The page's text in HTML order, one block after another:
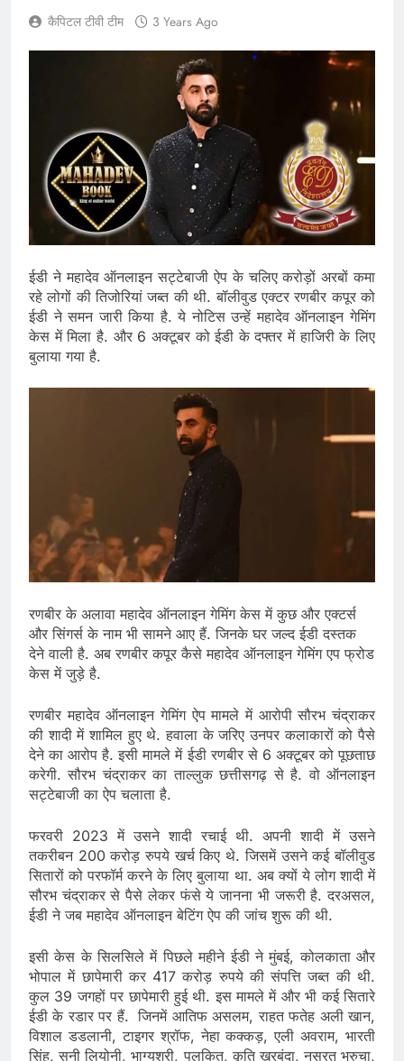
कैपिटल टीवी टीम 3 Years Ago
ईडी ने महादेव ऑनलाइन सट्टेबाजी ऐप के चलिए करोड़ों अरबों कमा
रहे लोगों की तिजोरियां जब्त की थी. बॉलीवुड एक्टर रणबीर कपूर को
ईडी ने समन जारी किया है. ये नोटिस उन्हें महादेव ऑनलाइन गेमिंग
केस में मिला है. और 6 अक्टूबर को ईडी के दफ्तर में हाजिरी के लिए
बुलाया गया है.
रणबीर के अलावा महादेव ऑनलाइन गेमिंग केस में कुछ और एक्टर्स
और सिंगर्स के नाम भी सामने आए हैं. जिनके घर जल्द ईडी दस्तक
देने वाली है. अब रणबीर कपूर कैसे महादेव ऑनलाइन गेमिंग एप फ्रोड
केस में जुड़े है.
रणबीर महादेव ऑनलाइन गेमिंग ऐप मामले में आरोपी सौरभ चंद्राकर
की शादी में शामिल हुए थे. हवाला के जरिए उनपर कलाकारों को पैसे
देने का आरोप है. इसी मामले में ईडी रणबीर से 6 अक्टूबर को पूछताछ
करेगी. सौरभ चंद्राकर का ताल्लुक छत्तीसगढ़ से है. वो ऑनलाइन
सट्टेबाजी का ऐप चलाता है.
फरवरी 2023 में उसने शादी रचाई थी. अपनी शादी में उसने
तकरीबन 200 करोड़ रुपये खर्च किए थे. जिसमें उसने कई बॉलीवुड
सितारों को परफॉर्म करने के लिए बुलाया था. अब क्यों ये लोग शादी में
सौरभ चंद्राकर से पैसे लेकर फंसे ये जानना भी जरूरी है. दरअसल,
ईडी ने जब महादेव ऑनलाइन बेटिंग ऐप की जांच शुरू की थी.
इसी केस के सिलसिले में पिछले महीने ईडी ने मुंबई, कोलकाता और
भोपाल में छापेमारी कर 417 करोड़ रुपये की संपत्ति जब्त की थी.
कुल 39 जगहों पर छापेमारी हुई थी. इस मामले में और भी कई सितारे
ईडी के रडार पर हैं. जिनमें आतिफ असलम, राहत फतेह अली खान,
विशाल डडलानी, टाइगर श्रॉफ, नेहा कक्कड़, एली अवराम, भारती
सिंह, सनी लियोनी, भाग्यश्री, पुलकित, कृति खरबंदा, नुसरत भरुचा,